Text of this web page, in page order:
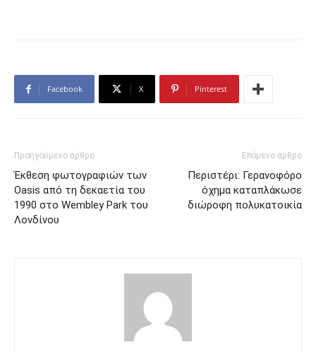
Facebook X Pinterest
Προηγούμενο άρθρο
Έκθεση φωτογραφιών των
Oasis από τη δεκαετία του
1990 στο Wembley Park του
Λονδίνου
Επόμενο άρθρο
Περιστέρι: Γερανοφόρο
όχημα καταπλάκωσε
διώροφη πολυκατοικία